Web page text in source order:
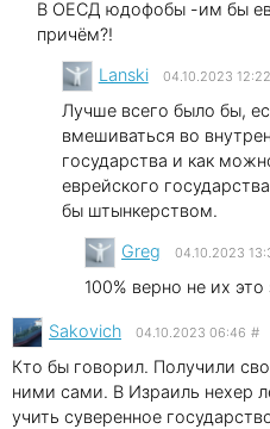
В ОЕСД юдофобы -им бы
причём?!
Lanski 04.10.2023 12:22
Лучше всего было бы,
вмешиваться во
государства и как
еврейского
бы штынкерством.
Greg 04.10.2023
100% верно не их это
Sakovich 04.10.2023 06:46 #
Кто бы говорил. Получили
ними сами. В Израиль нехер
учить суверенное